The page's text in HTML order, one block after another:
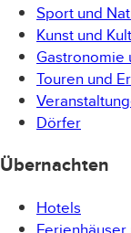
Genießen Sie
Lugano mit
Eleganz,
Herzen der
DIE ERLEBNISSE:
CLASSIC
Die ideale
Sport und
Kunst und
Gastronomie
Touren und
Dörfer
Übernachten
Hotels